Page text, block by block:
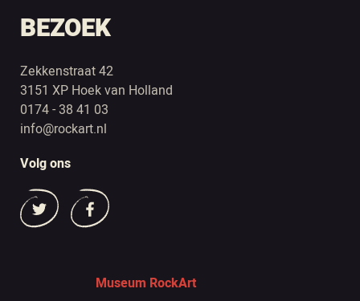
BEZOEK
Zekkenstraat 42
3151 XP Hoek van Holland
0174 - 38 41 03
info@rockart.nl
Volg ons
Museum RockArt